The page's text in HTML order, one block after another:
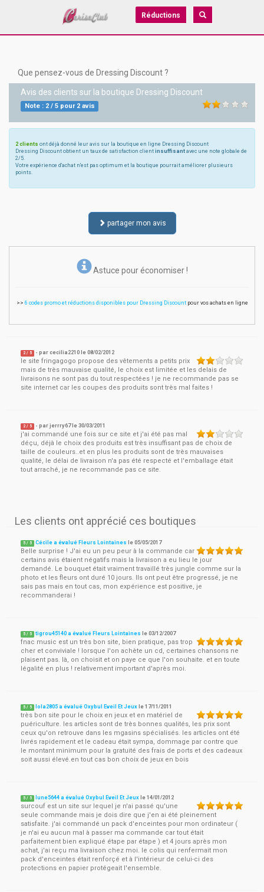
Réductions
Que pensez-vous de Dressing Discount ?
Avis des clients sur la boutique Dressing Discount
Note : 2/ 5pour 2avis
2 clients ont déjà donné leur avis sur la boutique en ligne Dressing Discount
Dressing Discount obtient un taux de satisfaction client insuffisant avec une note globale de
2/5.
Votre expérience d'achat n'est pas optimum et la boutique pourrait améliorer plusieurs
points.
partager mon avis
Astuce pour économiser !
>> 6 codes promo et réductions disponibles pour Dressing Discountpour vos achats en ligne
2 / 5 - parcecilia2210 le08/02/2012
le site fringagogo propose des vêtements a petits prix
mais de très mauvaise qualité, le choix est limitée et les delais de
livraisons ne sont pas du tout respectées ! je ne recommande pas se
site internet car les coupes des produits sont très mal faites !
2 / 5 - parjerrry67le30/03/2011
j'ai commandé une fois sur ce site et j'ai été pas mal
déçu, déjà le choix des produits est très insuffisant pas de choix de
taille de couleurs..et en plus les produits sont de très mauvaises
qualité, le délai de livraison n'a pas été respecté et l'emballage était
tout arraché, je ne recommande pas ce site.
Les clients ont apprécié ces boutiques
5 / 5 Cécile a évalué Fleurs Lointaines le05/05/2017
Belle surprise ! J'ai eu un peu peur à la commande car
certains avis étaient négatifs mais la livraison a eu lieu le jour
demandé. Le bouquet était vraiment travaillé très jungle comme sur la
photo et les fleurs ont duré 10 jours. Ils ont peut être progressé, je ne
sais pas mais en tout cas, mon expérience est positive, je
recommanderai !
5 / 5 tigrou45140 a évalué Fleurs Lointaines le03/12/2007
fnac music est un très bon site, bien pratique, pas trop
cher et conviviale ! lorsque l'on achète un cd, certaines chansons ne
plaisent pas. là, on choisit et on paye ce que l'on souhaite. et en toute
légalité en plus ! relativement important d'après moi.
5 / 5 lola2805 a évalué Oxybul Eveil Et Jeux le17/11/2011
très bon site pour le choix en jeux et en matériel de
puériculture. les articles sont de très bonnes qualités, les prix sont
ceux qu'on retrouve dans les mgasins spécialisés. les articles ont été
livrés rapidement et le cadeau était sympa, dommage par contre que
le montant minimum pour la gratuité des frais de ports et des cadeaux
soit aussi élevé.en tout cas bon choix de jeux en bois
5 / 5 lune5644 a évalué Oxybul Eveil Et Jeux le14/01/2012
surcouf est un site sur lequel je n'ai passé qu'une
seule commande mais je dois dire que j'en ai été pleinement
satisfaite. j'ai commandé un pack d'enceintes pour mon ordinateur (
je n'ai eu aucun mal à passer ma commande car tout était
parfaitement bien expliqué étape par étape ) et 4 jours après mon
achat, j'ai reçu ma livraison chez moi. le colis qui renfermait mon
pack d'enceintes était renforçé et à l'intérieur de celui-ci des
protections en papier protégeait l'ensemble.